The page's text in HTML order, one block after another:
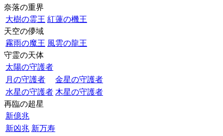
奈落の重界
大樹の霊王 紅蓮の機王
天空の儚域
霧雨の魔王 風雲の龍王
守霊の天体
太陽の守護者
月の守護者
金星の守護者
水星の守護者 木星の守護者
再臨の超星
新億兆
新凶兆 新万寿